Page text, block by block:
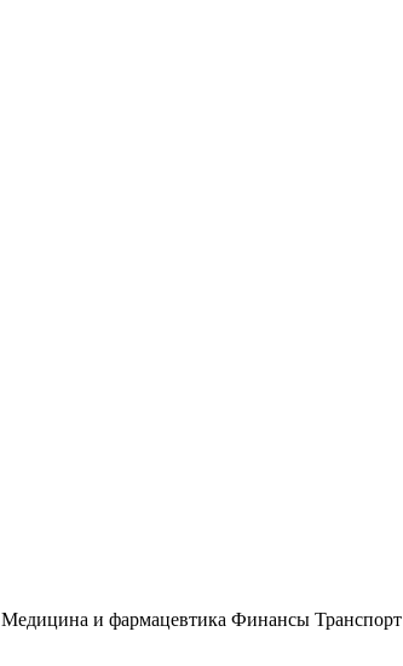
Медицина и фармацевтика Финансы Транспорт